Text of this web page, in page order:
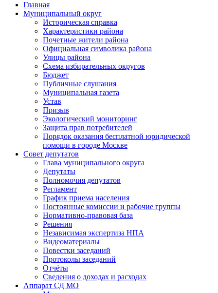
Главная
Муниципальный округ
Историческая справка
Характеристики района
Почетные жители района
Официальная символика района
Улицы района
Схема избирательных округов
Бюджет
Публичные слушания
Муниципальная газета
Устав
Призыв
Экологический мониторинг
Защита прав потребителей
Порядок оказания бесплатной юридической
помощи в городе Москве
Совет депутатов
Глава муниципального округа
Депутаты
Полномочия депутатов
Регламент
График приема населения
Постоянные комиссии и рабочие группы
Нормативно-правовая база
Решения
Независимая экспертиза НПА
Видеоматериалы
Повестки заседаний
Протоколы заседаний
Отчёты
Сведения о доходах и расходах
Аппарат СД МО